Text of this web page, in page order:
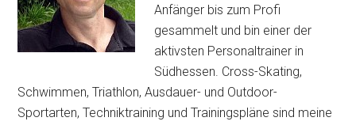
Anfänger bis zum Profi
gesammelt und bin einer der
aktivsten Personaltrainer in
Südhessen. Cross-Skating,
Schwimmen, Triathlon, Ausdauer- und Outdoor-
Sportarten, Techniktraining und Trainingspläne sind meine